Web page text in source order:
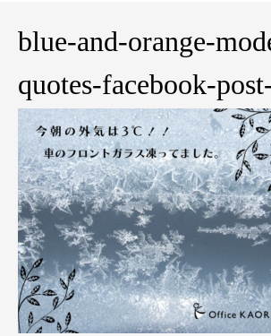
blue-and-orange-
quotes-facebook-